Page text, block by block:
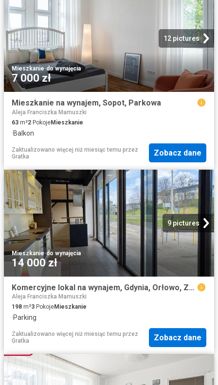
12 pictures
Mieszkanie·do wynajęcia
7 000 zł
Mieszkanie na wynajem, Sopot, Parkowa
Aleja Franciszka Mamuszki
63 m²2 PokojeMieszkanie
·Balkon
Zaktualizowano więcej niż miesiąc temu przez
Gratka
Zobacz dane
9 pictures
Mieszkanie·do wynajęcia
14 000 zł
Komercyjne lokal na wynajem, Gdynia, Orłowo, Zwycięstwa
Aleja Franciszka Mamuszki
198 m²3 PokojeMieszkanie
·Parking
Zaktualizowano więcej niż miesiąc temu przez
Gratka
Zobacz dane